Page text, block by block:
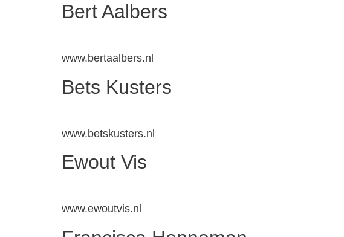
Bert Aalbers
www.bertaalbers.nl
Bets Kusters
www.betskusters.nl
Ewout Vis
www.ewoutvis.nl